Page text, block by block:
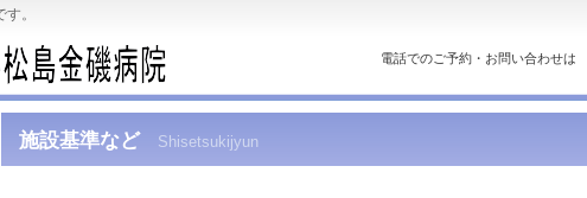
。
電話でのご予約・お問い合わせは
施設基準など Shisetsukijyun